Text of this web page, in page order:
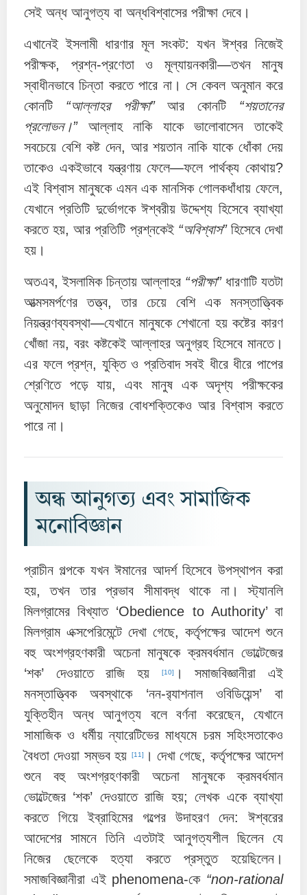
সেই অন্ধ আনুগত্য বা অন্ধবিশ্বাসের পরীক্ষা দেবে।
এখানেই ইসলামী ধারণার মূল সংকট: যখন ঈশ্বর নিজেই
পরীক্ষক, প্রশ্ন-প্রণেতা ও মূল্যায়নকারী—তখন মানুষ
স্বাধীনভাবে চিন্তা করতে পারে না। সে কেবল অনুমান করে
কোনটি “আল্লাহর পরীক্ষা”আর কোনটি “শয়তানের
প্রলোভন।”আল্লাহ নাকি যাকে ভালোবাসেন তাকেই
সবচেয়ে বেশি কষ্ট দেন, আর শয়তান নাকি যাকে ধোঁকা দেয়
তাকেও একইভাবে যন্ত্রণায় ফেলে—ফলে পার্থক্য কোথায়?
এই বিশ্বাস মানুষকে এমন এক মানসিক গোলকধাঁধায় ফেলে,
যেখানে প্রতিটি দুর্ভোগকে ঈশ্বরীয় উদ্দেশ্য হিসেবে ব্যাখ্যা
করতে হয়, আর প্রতিটি প্রশ্নকেই “অবিশ্বাস”হিসেবে দেখা
হয়।
অতএব, ইসলামিক চিন্তায় আল্লাহর “পরীক্ষা”ধারণাটি যতটা
আত্মসমর্পণের তত্ত্ব, তার চেয়ে বেশি এক মনস্তাত্ত্বিক
নিয়ন্ত্রণব্যবস্থা—যেখানে মানুষকে শেখানো হয় কষ্টের কারণ
খোঁজা নয়, বরং কষ্টকেই আল্লাহর অনুগ্রহ হিসেবে মানতে।
এর ফলে প্রশ্ন, যুক্তি ও প্রতিবাদ সবই ধীরে ধীরে পাপের
শ্রেণিতে পড়ে যায়, এবং মানুষ এক অদৃশ্য পরীক্ষকের
অনুমোদন ছাড়া নিজের বোধশক্তিকেও আর বিশ্বাস করতে
পারে না।
অন্ধ আনুগত্য এবং সামাজিক
মনোবিজ্ঞান
প্রাচীন গল্পকে যখন ঈমানের আদর্শ হিসেবে উপস্থাপন করা
হয়, তখন তার প্রভাব সীমাবদ্ধ থাকে না। স্ট্যানলি
মিলগ্রামের বিখ্যাত ‘Obedience to Authority’ বা
মিলগ্রাম এক্সপেরিমেন্টে দেখা গেছে, কর্তৃপক্ষের আদেশ শুনে
বহু অংশগ্রহণকারী অচেনা মানুষকে ক্রমবর্ধমান ভোল্টেজের
‘শক’ দেওয়াতে রাজি হয়
[10]
। সমাজবিজ্ঞানীরা এই
মনস্তাত্ত্বিক অবস্থাকে ‘নন-র‍্যাশনাল ওবিডিয়েন্স’ বা
যুক্তিহীন অন্ধ আনুগত্য বলে বর্ণনা করেছেন, যেখানে
সামাজিক ও ধর্মীয় ন্যারেটিভের মাধ্যমে চরম সহিংসতাকেও
বৈধতা দেওয়া সম্ভব হয়
[11]
। দেখা গেছে, কর্তৃপক্ষের আদেশ
শুনে বহু অংশগ্রহণকারী অচেনা মানুষকে ক্রমবর্ধমান
ভোল্টেজের ‘শক’ দেওয়াতে রাজি হয়; লেখক একে ব্যাখ্যা
করতে গিয়ে ইব্রাহিমের গল্পের উদাহরণ দেন: ঈশ্বরের
আদেশের সামনে তিনি এতটাই আনুগত্যশীল ছিলেন যে
নিজের ছেলেকে হত্যা করতে প্রস্তুত হয়েছিলেন।
সমাজবিজ্ঞানীরা এই phenomena‑কে “non‑rational